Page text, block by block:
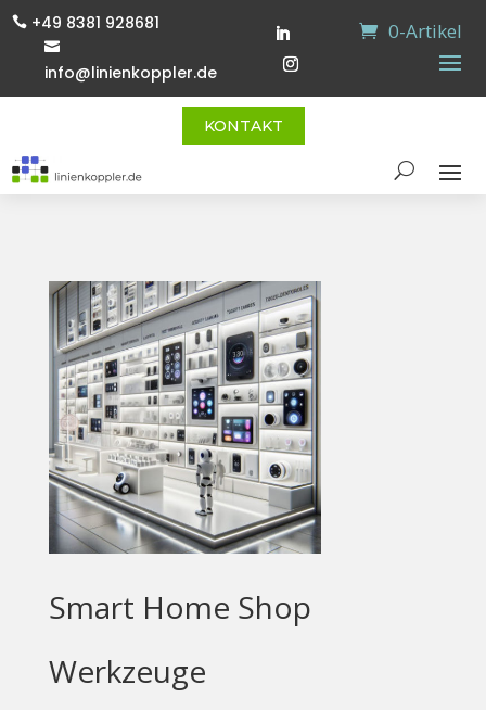
 +49 8381 928681

info@linienkoppler.de
0-Artikel
KONTAKT
Smart Home Shop
Werkzeuge